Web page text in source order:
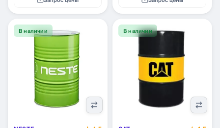
В наличии В наличии